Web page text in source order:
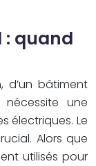
: quand
d’un bâtiment
une
électriques. Le
Alors que
utilisés pour